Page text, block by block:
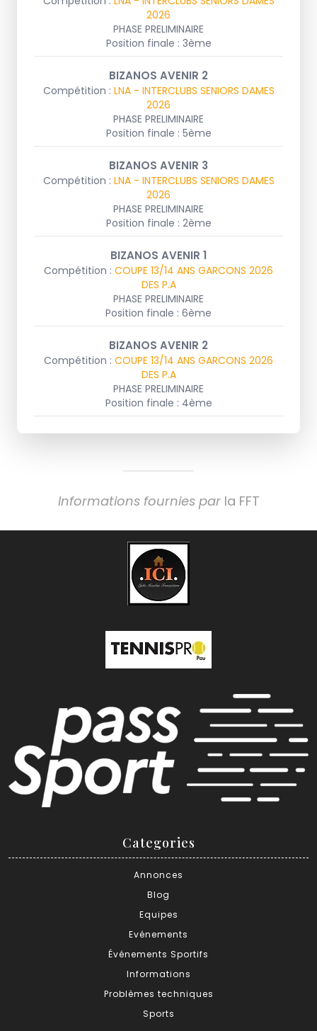
2026
PHASE PRELIMINAIRE
Position finale : 3ème
BIZANOS AVENIR 2
Compétition : LNA - INTERCLUBS SENIORS DAMES
2026
PHASE PRELIMINAIRE
Position finale : 5ème
BIZANOS AVENIR 3
Compétition : LNA - INTERCLUBS SENIORS DAMES
2026
PHASE PRELIMINAIRE
Position finale : 2ème
BIZANOS AVENIR 1
Compétition : COUPE 13/14 ANS GARCONS 2026
DES P.A
PHASE PRELIMINAIRE
Position finale : 6ème
BIZANOS AVENIR 2
Compétition : COUPE 13/14 ANS GARCONS 2026
DES P.A
PHASE PRELIMINAIRE
Position finale : 4ème
Informations fournies parla FFT
Categories
Annonces
Blog
Equipes
Evénements
Événements Sportifs
Informations
Problèmes techniques
Sports